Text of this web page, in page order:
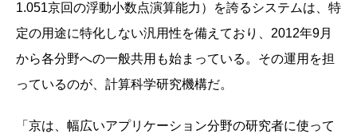
1.051京回の浮動小数点演算能力）を誇るシステムは、特
定の用途に特化しない汎用性を備えており、2012年9月
から各分野への一般共用も始まっている。その運用を担
っているのが、計算科学研究機構だ。
「京は、幅広いアプリケーション分野の研究者に使って